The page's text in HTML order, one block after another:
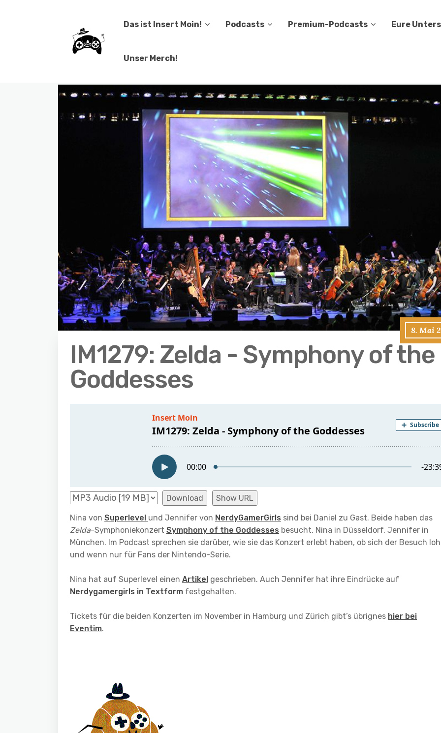
Das ist Insert Moin! Podcasts Premium-Podcasts Eure
Unser Merch!
8. Mai
IM1279: Zelda - Symphony of the
Goddesses
Download Show URL
Nina von Superlevel und Jennifer von NerdyGamerGirls sind bei Daniel zu Gast. Beide haben das
Zelda-Symphoniekonzert Symphony of the Goddesses besucht. Nina in Düsseldorf, Jennifer in
München. Im Podcast sprechen sie darüber, wie sie das Konzert erlebt haben, ob sich der Besuch
und wenn nur für Fans der Nintendo-Serie.
Nina hat auf Superlevel einen Artikel geschrieben. Auch Jennifer hat ihre Eindrücke auf
Nerdygamergirls in Textform festgehalten.
Tickets für die beiden Konzerten im November in Hamburg und Zürich gibt’s übrignes hier bei
Eventim.